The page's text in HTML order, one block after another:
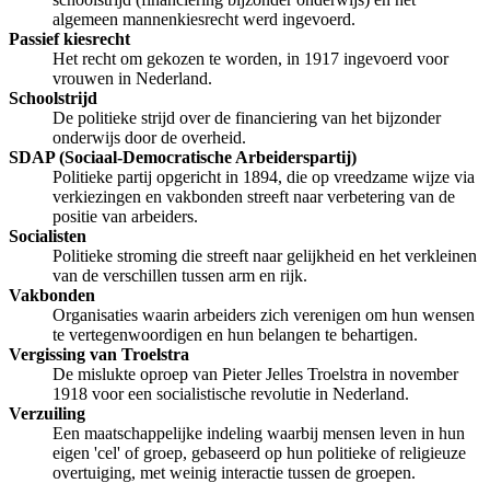
algemeen mannenkiesrecht werd ingevoerd.
Passief kiesrecht
Het recht om gekozen te worden, in 1917 ingevoerd voor
vrouwen in Nederland.
Schoolstrijd
De politieke strijd over de financiering van het bijzonder
onderwijs door de overheid.
SDAP (Sociaal-Democratische Arbeiderspartij)
Politieke partij opgericht in 1894, die op vreedzame wijze via
verkiezingen en vakbonden streeft naar verbetering van de
positie van arbeiders.
Socialisten
Politieke stroming die streeft naar gelijkheid en het verkleinen
van de verschillen tussen arm en rijk.
Vakbonden
Organisaties waarin arbeiders zich verenigen om hun wensen
te vertegenwoordigen en hun belangen te behartigen.
Vergissing van Troelstra
De mislukte oproep van Pieter Jelles Troelstra in november
1918 voor een socialistische revolutie in Nederland.
Verzuiling
Een maatschappelijke indeling waarbij mensen leven in hun
eigen 'cel' of groep, gebaseerd op hun politieke of religieuze
overtuiging, met weinig interactie tussen de groepen.